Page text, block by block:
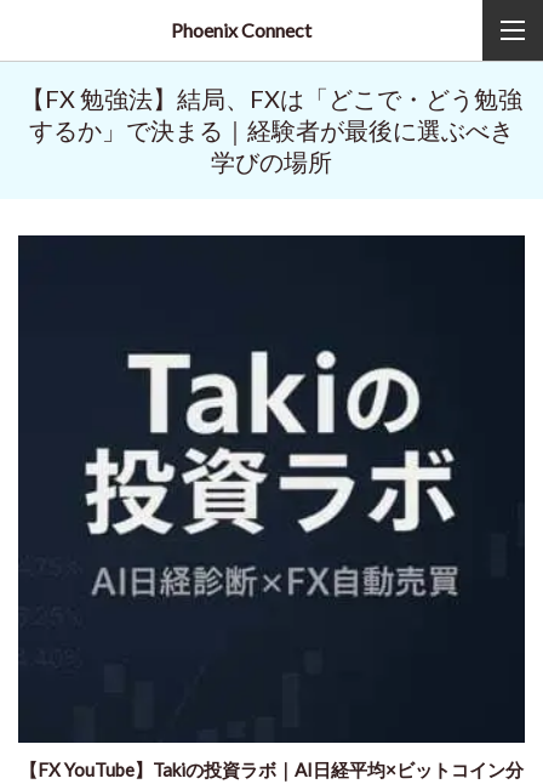
Phoenix Connect
【FX 勉強法】結局、FXは「どこで・どう勉強
するか」で決まる｜経験者が最後に選ぶべき
学びの場所
​【FX YouTube】Takiの投資ラボ｜AI日経平均×ビットコイン分